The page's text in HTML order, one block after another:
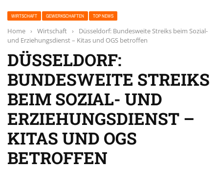
WIRTSCHAFT GEWERKSCHAFTEN TOP NEWS
Home › Wirtschaft ›
Düsseldorf: Bundesweite Streiks beim Sozial-
und Erziehungsdienst – Kitas und OGS betroffen
DÜSSELDORF:
BUNDESWEITE STREIKS
BEIM SOZIAL- UND
ERZIEHUNGSDIENST –
KITAS UND OGS
BETROFFEN